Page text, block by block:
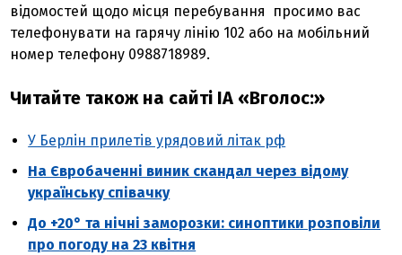
відомостей щодо місця перебування просимо вас
телефонувати на гарячу лінію 102 або на мобільний
номер телефону 0988718989.
Читайте також на сайті ІА «Вголос:»
У Берлін прилетів урядовий літак рф
На Євробаченні виник скандал через відому
українську співачку
До +20° та нічні заморозки: синоптики розповіли
про погоду на 23 квітня